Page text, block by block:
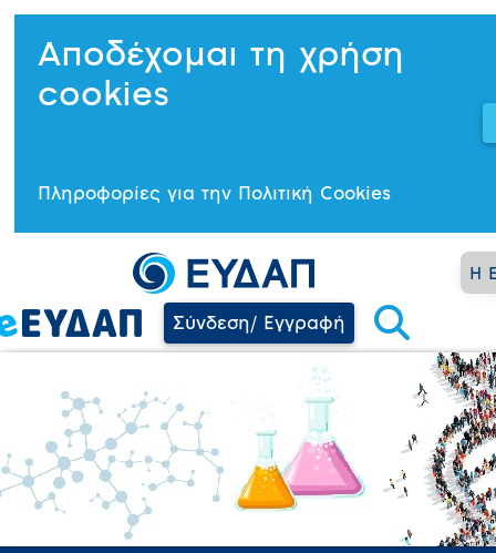
Αποδέχομαι τη χρήση
cookies
Πληροφορίες για την Πολιτική Cookies
Η
Σύνδεση/ Εγγραφή